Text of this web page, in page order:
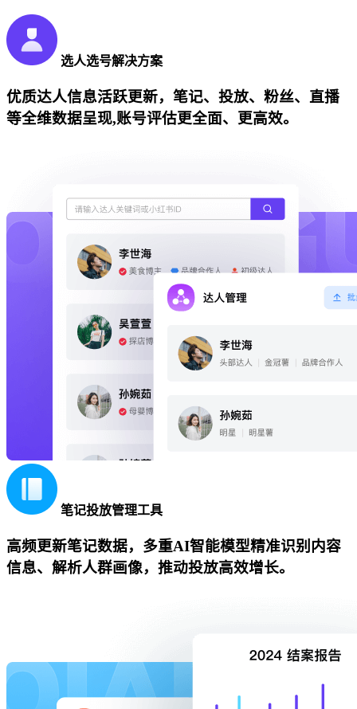
选人选号解决方案
优质达人信息活跃更新，笔记、投放、粉丝、直播
等全维数据呈现,账号评估更全面、更高效。
笔记投放管理工具
高频更新笔记数据，多重AI智能模型精准识别内容
信息、解析人群画像，推动投放高效增长。